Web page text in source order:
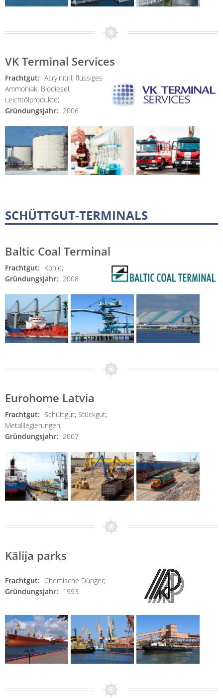
VK Terminal Services
Frachtgut: Acrylnitril; flüssiges
Ammoniak; Biodiesel;
Leichtölprodukte;
Gründungsjahr: 2006
SCHÜTTGUT-TERMINALS
Baltic Coal Terminal
Frachtgut: Kohle;
Gründungsjahr: 2008
Eurohome Latvia
Frachtgut: Schüttgut; Stückgut;
Metalllegierungen;
Gründungsjahr: 2007
Kālija parks
Frachtgut: Chemische Dünger;
Gründungsjahr: 1993